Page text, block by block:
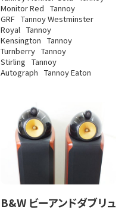
Monitor Red Tannoy
GRF Tannoy Westminster
Royal Tannoy
Kensington Tannoy
Turnberry Tannoy
Stirling Tannoy
Autograph Tannoy Eaton
B&W ビーアンドダブリュ